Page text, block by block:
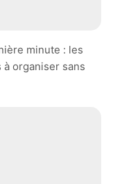
minute : les
organiser sans